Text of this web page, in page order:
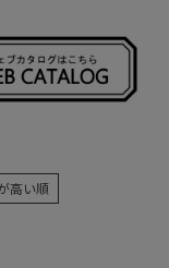
高い順